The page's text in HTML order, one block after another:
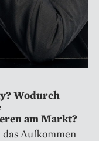
Wodurch
am Markt?
Aufkommen